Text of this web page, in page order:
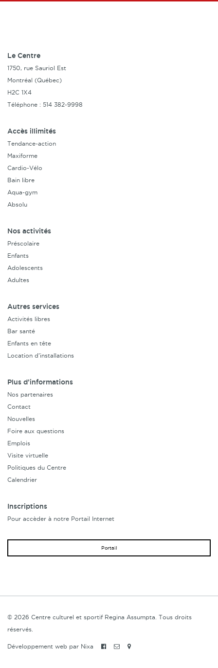
Le Centre
1750, rue Sauriol Est
Montréal (Québec)
H2C 1X4
Téléphone : 514 382-9998
Accès illimités
Tendance-action
Maxiforme
Cardio-Vélo
Bain libre
Aqua-gym
Absolu
Nos activités
Préscolaire
Enfants
Adolescents
Adultes
Autres services
Activités libres
Bar santé
Enfants en tête
Location d’installations
Plus d’informations
Nos partenaires
Contact
Nouvelles
Foire aux questions
Emplois
Visite virtuelle
Politiques du Centre
Calendrier
Inscriptions
Pour accèder à notre Portail Internet
Portail
© 2026 Centre culturel et sportif Regina Assumpta. Tous droits
réservés.
Développement web par Nixa